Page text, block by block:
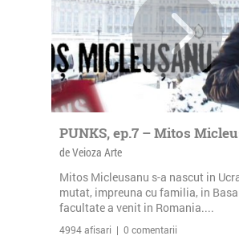
PUNKS, ep.7 – Mitos
de Veioza Arte
Mitos Micleusanu s-a nascut in
mutat, impreuna cu familia, in
facultate a venit in Romania....
4994 afisari | 0 comentarii